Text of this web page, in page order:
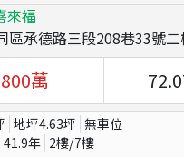
來福
區承德路三段208巷33號
萬
地坪4.63坪 無車位
41.9年 2樓/7樓